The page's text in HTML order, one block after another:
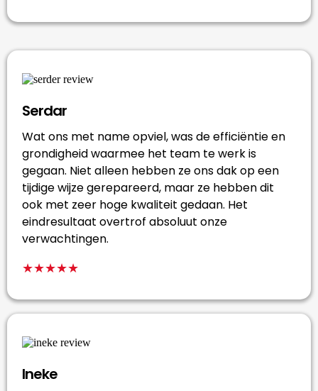
Serdar
Wat ons met name opviel, was de efficiëntie en
grondigheid waarmee het team te werk is
gegaan. Niet alleen hebben ze ons dak op een
tijdige wijze gerepareerd, maar ze hebben dit
ook met zeer hoge kwaliteit gedaan. Het
eindresultaat overtrof absoluut onze
verwachtingen.
★★★★★
Ineke